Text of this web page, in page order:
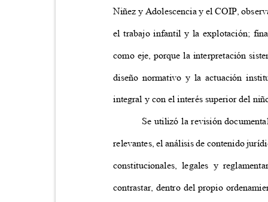
Niñez y Adolescencia y el COIP,
el trabajo infantil y la explotación;
como eje, porque la interpretación
diseño normativo y la actuación
integral y con el interés superior del
Se utilizó la revisión
relevantes, el análisis de contenido
constitucionales, legales y
contrastar, dentro del propio